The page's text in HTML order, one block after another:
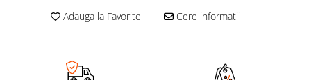
Adauga la Favorite Cere informatii